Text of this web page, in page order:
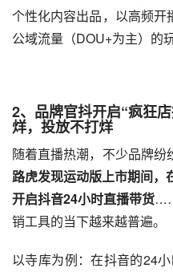
个性化内容出品，以高频开
公域流量（DOU+为主）的
2、品牌官抖开启“疯狂
烊，投放不打烊
随着直播热潮，不少品牌纷
路虎发现运动版上市期间，
开启抖音24小时直播带货
销工具的当下越来越普遍。
以寺库为例：在抖音的24